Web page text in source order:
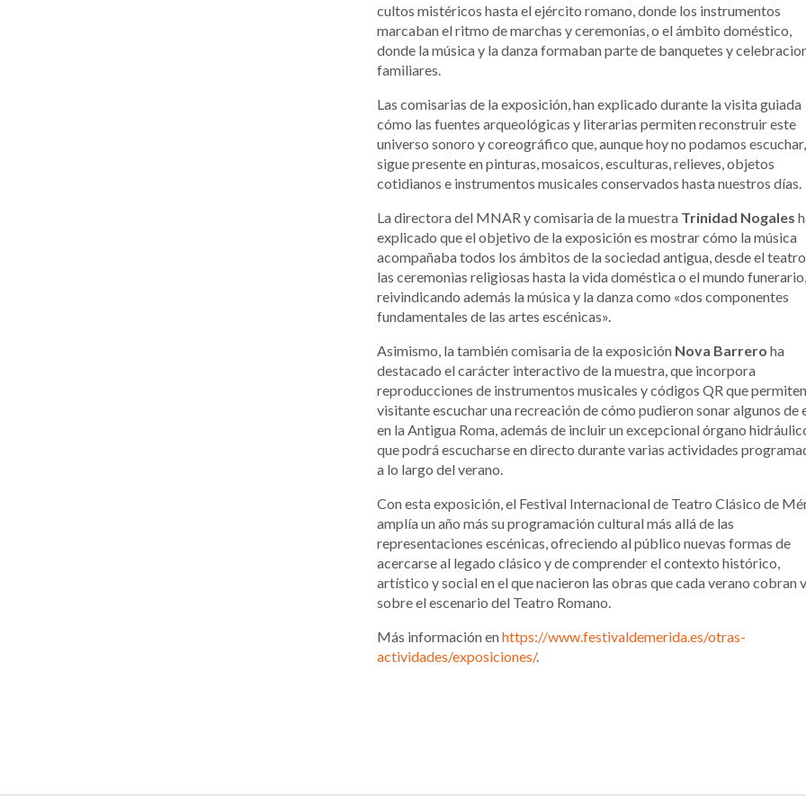
cultos mistéricos hasta el ejército romano, donde los instrumentos
marcaban el ritmo de marchas y ceremonias, o el ámbito doméstico,
donde la música y la danza formaban parte de banquetes y
familiares.
Las comisarias de la exposición, han explicado durante la visita guiada
cómo las fuentes arqueológicas y literarias permiten reconstruir este
universo sonoro y coreográfico que, aunque hoy no podamos escuchar,
sigue presente en pinturas, mosaicos, esculturas, relieves, objetos
cotidianos e instrumentos musicales conservados hasta nuestros días.
La directora del MNAR y comisaria de la muestra Trinidad Nogales
explicado que el objetivo de la exposición es mostrar cómo la música
acompañaba todos los ámbitos de la sociedad antigua, desde el
las ceremonias religiosas hasta la vida doméstica o el mundo funerario,
reivindicando además la música y la danza como «dos componentes
fundamentales de las artes escénicas».
Asimismo, la también comisaria de la exposición Nova Barrero ha
destacado el carácter interactivo de la muestra, que incorpora
reproducciones de instrumentos musicales y códigos QR que
visitante escuchar una recreación de cómo pudieron sonar algunos de
en la Antigua Roma, además de incluir un excepcional órgano
que podrá escucharse en directo durante varias actividades
a lo largo del verano.
Con esta exposición, el Festival Internacional de Teatro Clásico de
amplía un año más su programación cultural más allá de las
representaciones escénicas, ofreciendo al público nuevas formas de
acercarse al legado clásico y de comprender el contexto histórico,
artístico y social en el que nacieron las obras que cada verano cobran
sobre el escenario del Teatro Romano.
Más información enhttps://www.festivaldemerida.es/otras-
actividades/exposiciones/.